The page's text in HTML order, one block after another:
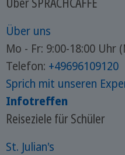
Über uns
Mo - Fr: 9:00-18:00 Uhr
Telefon: +49696109120
Sprich mit unseren
Infotreffen
Reiseziele für Schüler
St. Julian's